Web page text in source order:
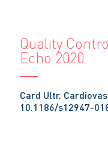
Quality
Echo 2020
Card Ultr.
10.1186/s12947-